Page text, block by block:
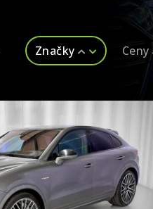
Značky Ceny